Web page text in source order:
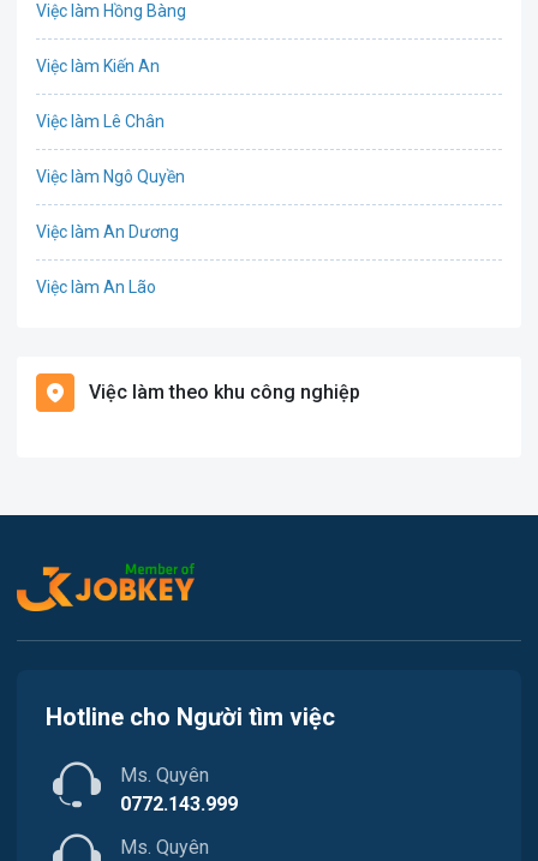
Văn Phòng
Lao Động Phổ Thông
Nhà hàng / Khách sạn
Nhân sự
Việc làm Hồng Bàng
Việc làm Kiến An
Việc làm Lê Chân
Việc làm Ngô Quyền
Việc làm An Dương
Việc làm An Lão
Việc làm Cát Hải
Việc làm Tiên Lãng
Việc làm Hòa Bình
Việc làm Nam Triệu
Việc làm Bạch Đằng
Việc làm theo khu công nghiệp
Hotline cho Người tìm việc
Ms. Quyên
0772.143.999
Ms. Quyên